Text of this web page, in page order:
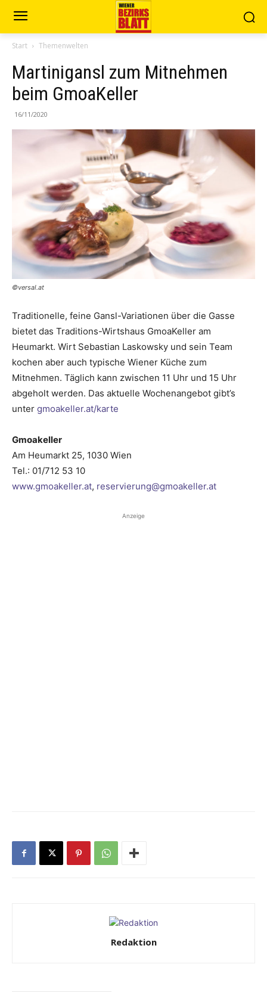
Start Themenwelten
Martinigansl zum Mitnehmen
beim GmoaKeller
16/11/2020
©versal.at
Traditionelle, feine Gansl-Variationen über die Gasse
bietet das Traditions-Wirtshaus GmoaKeller am
Heumarkt. Wirt Sebastian Laskowsky und sein Team
kochen aber auch typische Wiener Küche zum
Mitnehmen. Täglich kann zwischen 11 Uhr und 15 Uhr
abgeholt werden. Das aktuelle Wochenangebot gibt’s
unter gmoakeller.at/karte
Gmoakeller
Am Heumarkt 25, 1030 Wien
Tel.: 01/712 53 10
www.gmoakeller.at, reservierung@gmoakeller.at
Anzeige
Redaktion